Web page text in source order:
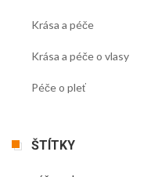
Krása a péče
Krása a péče o vlasy
Péče o pleť
ŠTÍTKY